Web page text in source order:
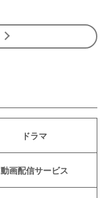
ドラマ
動画配信サービス